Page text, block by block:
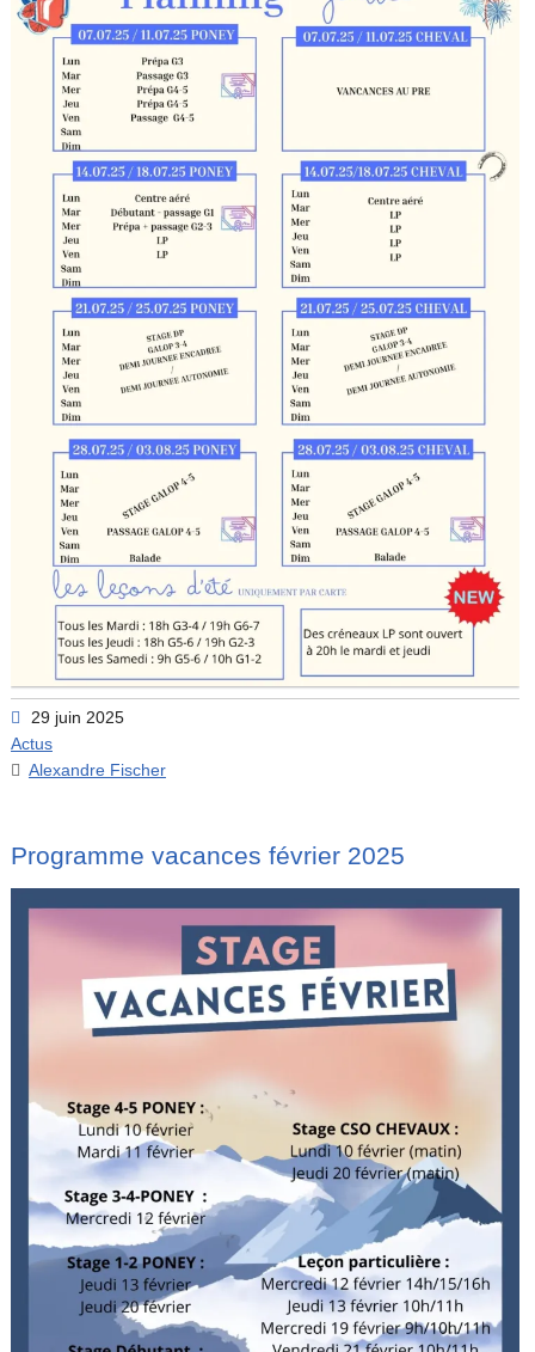
29 juin 2025
Actus
Alexandre Fischer
Programme vacances février 2025